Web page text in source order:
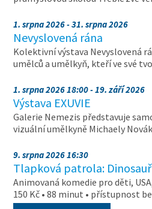
1. srpna 2026 - 31. srpna 2026
Nevyslovená rána
Kolektivní výstava Nevyslovená
umělců a umělkyň, kteří ve své
1. srpna 2026 18:00 - 19. září 2026
Výstava EXUVIE
Galerie Nemezis představuje
vizuální umělkyně Michaely
9. srpna 2026 16:30
Tlapková patrola:
Animovaná komedie pro děti,
150 Kč • 88 minut • přístupnost